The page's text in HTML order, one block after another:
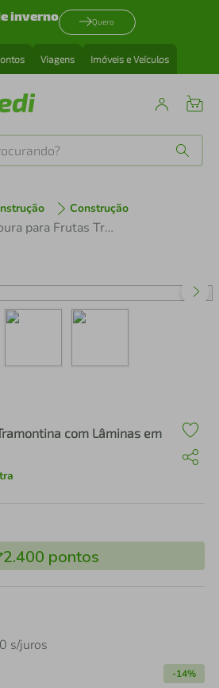
inverno Quero
Viagens Imóveis e Veículos
Construção
Tesoura para Frutas Tramontina com Lâminas em Aço Inox - 15,3cm
com Lâminas em
2.400 pontos
s/juros
-14%